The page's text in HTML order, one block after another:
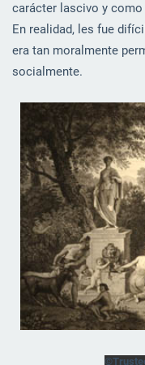
carácter lascivo y
En realidad, les fue
era tan moralmente
socialmente.